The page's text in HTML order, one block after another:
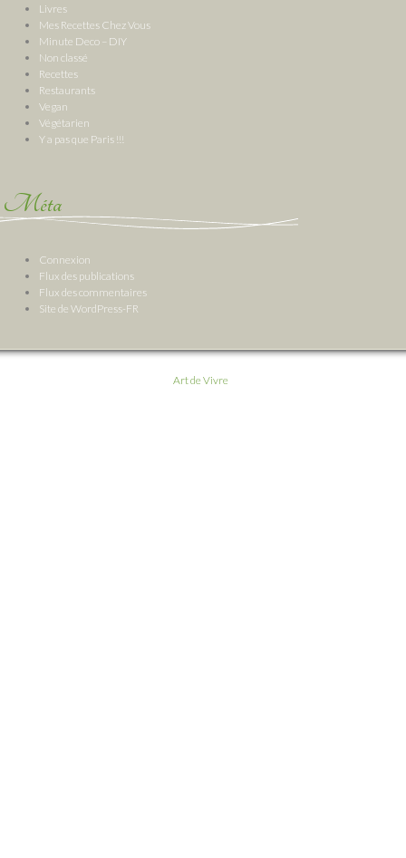
Livres
Mes Recettes Chez Vous
Minute Deco – DIY
Non classé
Recettes
Restaurants
Vegan
Végétarien
Y a pas que Paris !!!
Méta
Connexion
Flux des publications
Flux des commentaires
Site de WordPress-FR
Art de Vivre